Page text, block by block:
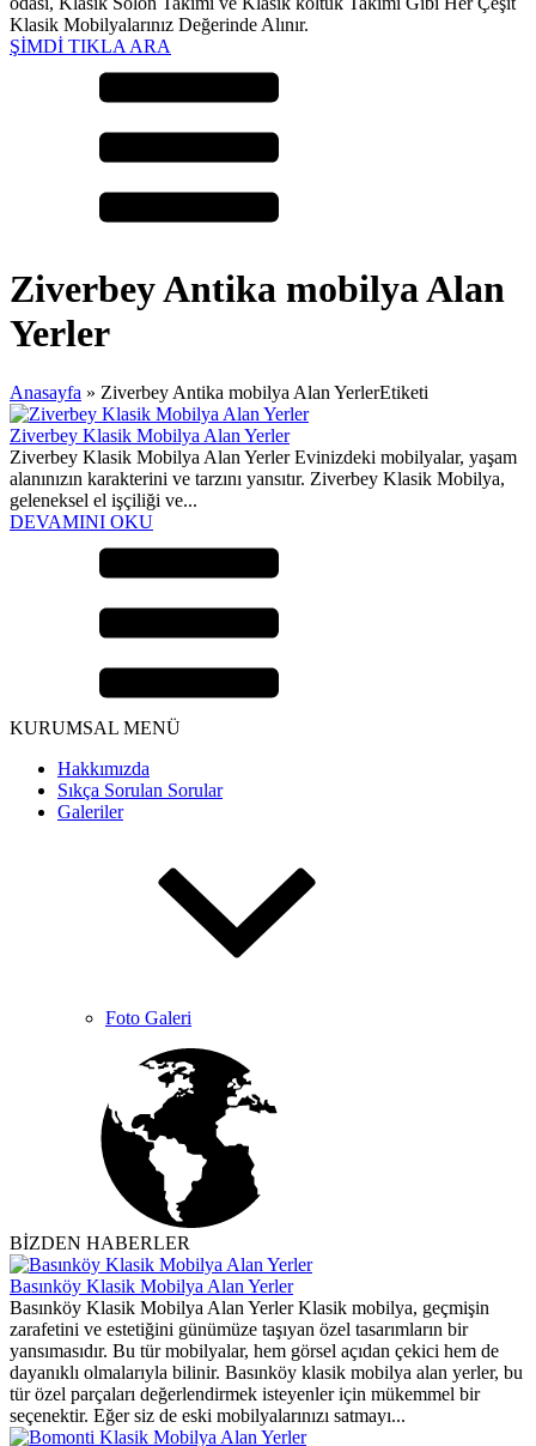
Klasik Mobilyalarınız Değerinde Alınır.
ŞİMDİ TIKLA ARA
Ziverbey Antika mobilya Alan
Yerler
Anasayfa » Ziverbey Antika mobilya Alan YerlerEtiketi
Ziverbey Klasik Mobilya Alan Yerler
Ziverbey Klasik Mobilya Alan Yerler Evinizdeki mobilyalar, yaşam
alanınızın karakterini ve tarzını yansıtır. Ziverbey Klasik Mobilya,
geleneksel el işçiliği ve...
DEVAMINI OKU
KURUMSAL MENÜ
Hakkımızda
Sıkça Sorulan Sorular
Galeriler
Foto Galeri
BİZDEN HABERLER
Basınköy Klasik Mobilya Alan Yerler
Basınköy Klasik Mobilya Alan Yerler Klasik mobilya, geçmişin
zarafetini ve estetiğini günümüze taşıyan özel tasarımların bir
yansımasıdır. Bu tür mobilyalar, hem görsel açıdan çekici hem de
dayanıklı olmalarıyla bilinir. Basınköy klasik mobilya alan yerler, bu
tür özel parçaları değerlendirmek isteyenler için mükemmel bir
seçenektir. Eğer siz de eski mobilyalarınızı satmayı...